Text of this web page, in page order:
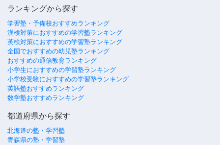
ランキングから探す
学習塾・予備校おすすめランキング
漢検対策におすすめの学習塾ランキング
英検対策におすすめの学習塾ランキング
全国でおすすめの幼児塾ランキング
おすすめの通信教育ランキング
小学生におすすめの学習塾ランキング
小学校受験におすすめの学習塾ランキング
英語塾おすすめランキング
数学塾おすすめランキング
都道府県から探す
北海道の塾・学習塾
青森県の塾・学習塾